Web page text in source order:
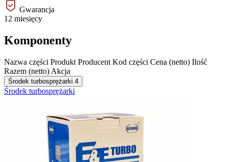
Gwarancja
12 miesięcy
Komponenty
Nazwa części Produkt Producent Kod części Cena (netto) Ilość
Razem (netto) Akcja
Środek turbosprężarki 4
Środek turbosprężarki